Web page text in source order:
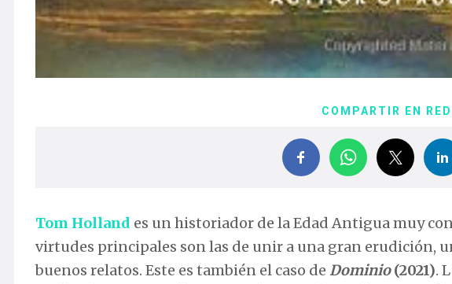
COMPARTIR EN
Tom Holland es un historiador de la Edad Antigua muy
virtudes principales son las de unir a una gran erudición,
buenos relatos. Este es también el caso de Dominio(2021).